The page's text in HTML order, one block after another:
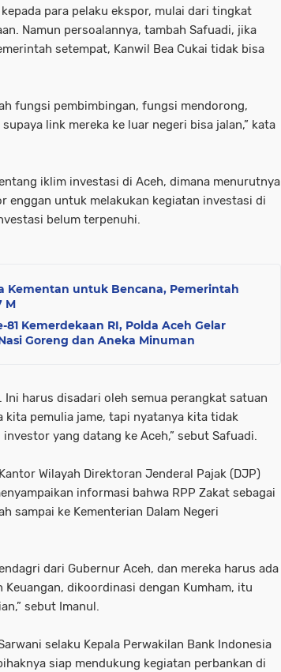
para pelaku ekspor, mulai dari tingkat
Namun persoalannya, tambah Safuadi, jika
setempat, Kanwil Bea Cukai tidak bisa
fungsi pembimbingan, fungsi mendorong,
link mereka ke luar negeri bisa jalan,” kata
iklim investasi di Aceh, dimana menurutnya
enggan untuk melakukan kegiatan investasi di
belum terpenuhi.
Kementan untuk Bencana, Pemerintah
M
81 Kemerdekaan RI, Polda Aceh Gelar
Goreng dan Aneka Minuman
Ini harus disadari oleh semua perangkat satuan
kita pemulia jame, tapi nyatanya kita tidak
yang datang ke Aceh,” sebut Safuadi.
Wilayah Direktoran Jenderal Pajak (DJP)
informasi bahwa RPP Zakat sebagai
sampai ke Kementerian Dalam Negeri
dari Gubernur Aceh, dan mereka harus ada
Keuangan, dikoordinasi dengan Kumham, itu
sebut Imanul.
selaku Kepala Perwakilan Bank Indonesia
siap mendukung kegiatan perbankan di